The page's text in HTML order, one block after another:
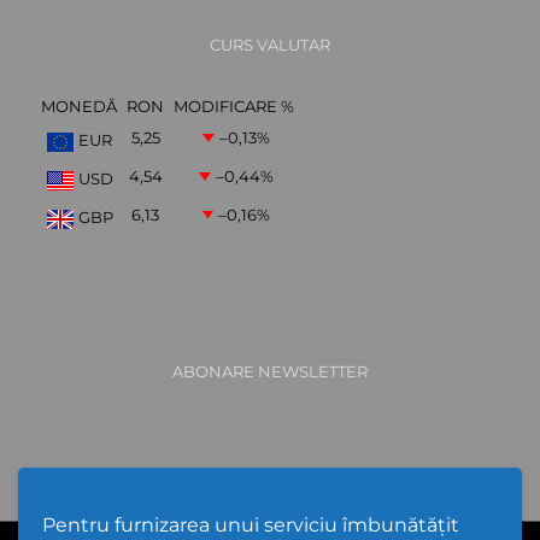
Pentru furnizarea unui serviciu îmbunătățit
CURS VALUTAR
MONEDĂ RON
MODIFICARE %
EUR
5,25 –0,13%
USD 4,54 –0,44%
GBP 6,13 –0,16%
ABONARE NEWSLETTER